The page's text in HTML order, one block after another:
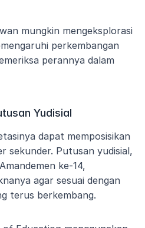
mungkin mengeksplorasi
perkembangan
perannya dalam
Yudisial
dapat memposisikan
sekunder. Putusan yudisial,
ke-14,
agar sesuai dengan
terus berkembang.